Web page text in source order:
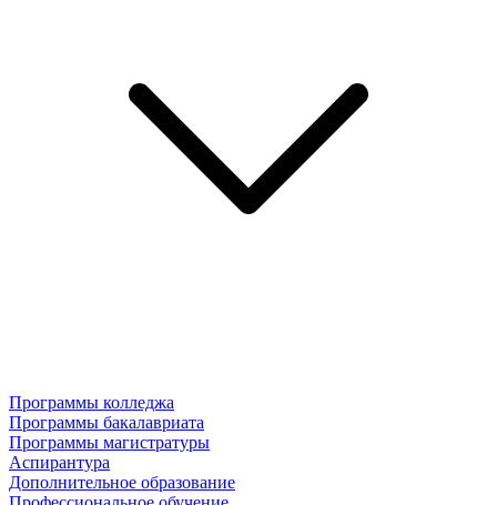
Программы колледжа
Программы бакалавриата
Программы магистратуры
Аспирантура
Дополнительное образование